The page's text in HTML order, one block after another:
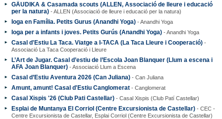
GÄUDIKA & Casamada scouts (ALLEN, Associació de lleure i educació
per la natura)- ALLEN (Associació de lleure i educació per la natura)
Ioga en Família. Petits Gurus (Anandhi Yoga)- Anandhi Yoga
Ioga per a infants i joves. Petits Gurús (Anandhi Yoga)- Anandhi Yoga
Casal d'Estiu La Taca. Viatge a I-TACA (La Taca Lleure i Cooperació)-
Associació La Taca Cooperació i Lleure
L’Art de Jugar. Casal d’estiu de l’Escola Joan Blanquer (Llum a escena i
AFA Joan Blanquer)- Associació Llum a Escena
Casal d’Estiu Aventura 2026 (Can Juliana)- Can Juliana
Amunt, amunt! Casal d'Estiu Canglomerat- Canglomerat
Casal Xispis '26 (Club Pati Castellar)- Casal Xispis (Club Patí Castellar)
Esplai de Muntanya El Corriol (Centre Excursionista de Castellar)- CEC -
Centre Excursionista de Castellar, Esplai Corriol (Centre Excursionista de Castellar)